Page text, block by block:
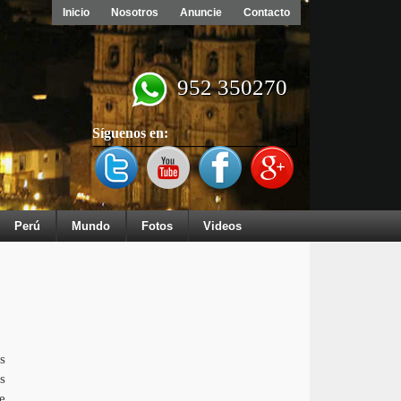
Inicio Nosotros Anuncie Contacto
952 350270
Síguenos en:
Perú Mundo Fotos Videos